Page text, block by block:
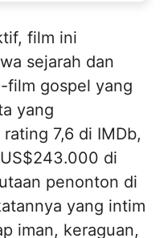
film ini
sejarah dan
film gospel yang
yang
7,6 di IMDb,
di
penonton di
yang intim
iman, keraguan,